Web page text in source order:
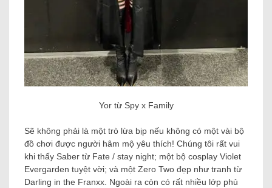
Yor từ Spy x Family
Sẽ không phải là một trò lừa bịp nếu không có một vài bộ
đồ chơi được người hâm mộ yêu thích! Chúng tôi rất vui
khi thấy Saber từ Fate / stay night; một bộ cosplay Violet
Evergarden tuyệt vời; và một Zero Two đẹp như tranh từ
Darling in the Franxx. Ngoài ra còn có rất nhiều lớp phủ